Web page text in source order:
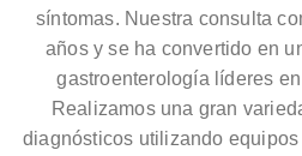
síntomas. Nuestra consulta
años y se ha convertido en
gastroenterología líderes
Realizamos una gran
diagnósticos utilizando